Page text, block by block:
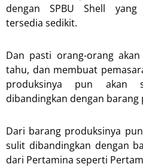
dengan SPBU Shell
tersedia sedikit.
Dan pasti orang-orang
tahu, dan membuat
produksinya pun akan
dibandingkan dengan barang
Dari barang produksinya
sulit dibandingkan dengan
dari Pertamina seperti